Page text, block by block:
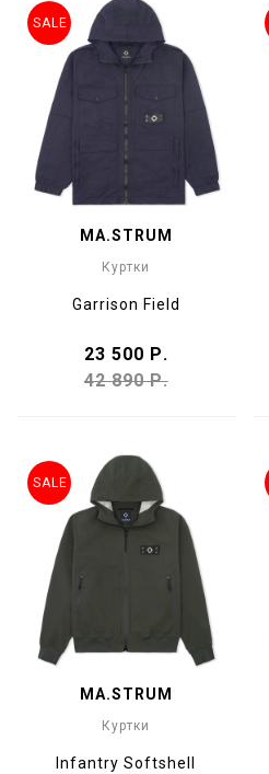
MA.STRUM
Куртки
Garrison Field
23 500 Р.
42 890 Р.
SALE
MA.STRUM
Куртки
Infantry Softshell
SALE